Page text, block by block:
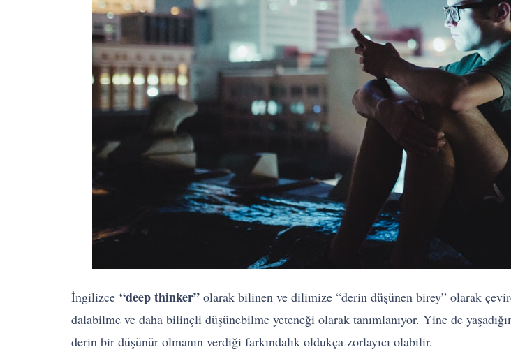
İngilizce “deep thinker” olarak bilinen ve dilimize “derin düşünen birey” olarak
dalabilme ve daha bilinçli düşünebilme yeteneği olarak tanımlanıyor. Yine de
derin bir düşünür olmanın verdiği farkındalık oldukça zorlayıcı olabilir.